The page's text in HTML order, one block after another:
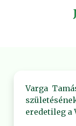
Varga
eredetileg a